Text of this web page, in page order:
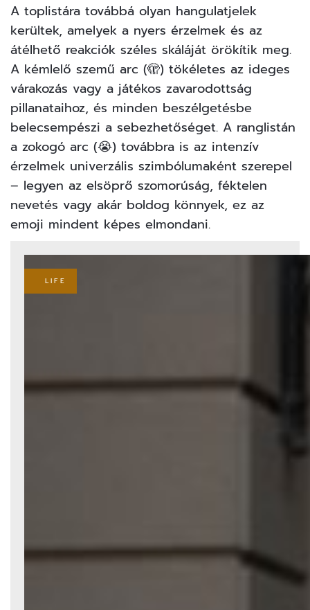
A toplistára továbbá olyan hangulatjelek
kerültek, amelyek a nyers érzelmek és az
átélhető reakciók széles skáláját örökítik meg.
A kémlelő szemű arc (🫣) tökéletes az ideges
várakozás vagy a játékos zavarodottság
pillanataihoz, és minden beszélgetésbe
belecsempészi a sebezhetőséget. A ranglistán
a zokogó arc (😭) továbbra is az intenzív
érzelmek univerzális szimbólumaként szerepel
– legyen az elsöprő szomorúság, féktelen
nevetés vagy akár boldog könnyek, ez az
emoji mindent képes elmondani.
LIFE